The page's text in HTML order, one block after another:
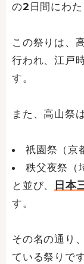
の2日間にわた
この祭りは、
行われ、江戸
す。
また、高山祭
祇園祭（京
秩父夜祭（
と並び、
日本
す。
その名の通り
ている祭りです